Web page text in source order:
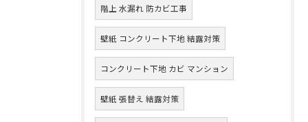
階上 水漏れ 防カビ工事
壁紙 コンクリート下地 結露対策
コンクリート下地 カビ マンション
壁紙 張替え 結露対策